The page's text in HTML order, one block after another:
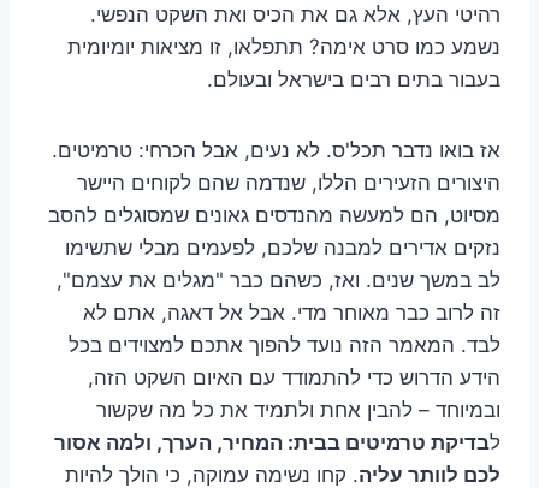
רהיטי העץ, אלא גם את הכיס ואת השקט הנפשי.
נשמע כמו סרט אימה? תתפלאו, זו מציאות יומיומית
בעבור בתים רבים בישראל ובעולם.
אז בואו נדבר תכל'ס. לא נעים, אבל הכרחי: טרמיטים.
היצורים הזעירים הללו, שנדמה שהם לקוחים היישר
מסיוט, הם למעשה מהנדסים גאונים שמסוגלים להסב
נזקים אדירים למבנה שלכם, לפעמים מבלי שתשימו
לב במשך שנים. ואז, כשהם כבר "מגלים את עצמם",
זה לרוב כבר מאוחר מדי. אבל אל דאגה, אתם לא
לבד. המאמר הזה נועד להפוך אתכם למצוידים בכל
הידע הדרוש כדי להתמודד עם האיום השקט הזה,
ובמיוחד – להבין אחת ולתמיד את כל מה שקשור
לבדיקת טרמיטים בבית: המחיר, הערך, ולמה אסור
לכם לוותר עליה. קחו נשימה עמוקה, כי הולך להיות